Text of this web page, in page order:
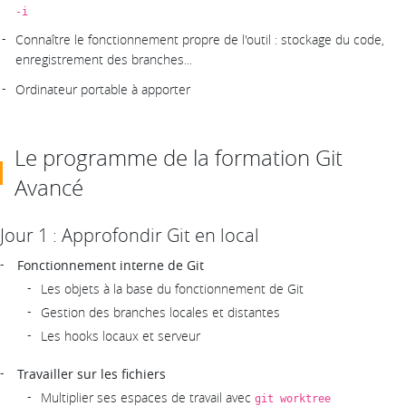
-i
Connaître le fonctionnement propre de l'outil : stockage du code,
enregistrement des branches...
Ordinateur portable à apporter
Le programme de la formation Git
Avancé
Jour 1 : Approfondir Git en local
Fonctionnement interne de Git
Les objets à la base du fonctionnement de Git
Gestion des branches locales et distantes
Les hooks locaux et serveur
Travailler sur les fichiers
Multiplier ses espaces de travail avec git worktree